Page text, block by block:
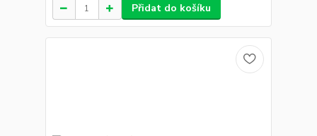
Přidat do košíku